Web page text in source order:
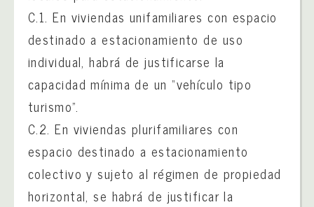
C.1. En viviendas unifamiliares con espacio
destinado a estacionamiento de uso
individual, habrá de justificarse la
capacidad mínima de un “vehículo tipo
turismo”.
C.2. En viviendas plurifamiliares con
espacio destinado a estacionamiento
colectivo y sujeto al régimen de propiedad
horizontal, se habrá de justificar la